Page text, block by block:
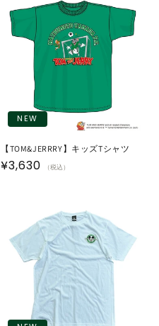
格
NEW
【TOM&JERRRY】キッズTシャツ
通
¥3,630 （税込）